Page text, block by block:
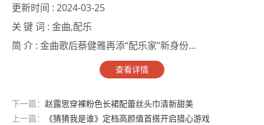
更新时间 : 2024-03-25
关 键 词 : 金曲,配乐
简 介 : 金曲歌后蔡健雅再添“配乐家”新身份...
查看详情
下一篇： 赵露思穿裸粉色长裙配蕾丝头巾清新甜美
上一篇：
《猜猜我是谁》定档高颜值首搭开启猎心游戏